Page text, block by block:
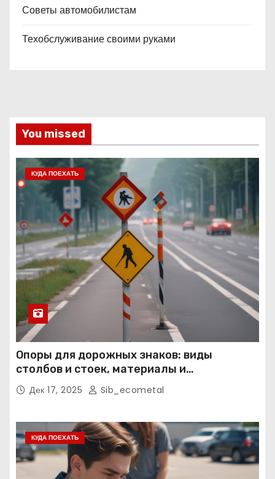
Советы автомобилистам
Техобслуживание своими руками
You missed
КУДА ПОЕХАТЬ
Опоры для дорожных знаков: виды
столбов и стоек, материалы и
нормативные требования
Дек 17, 2025 Sib_ecometal
КУДА ПОЕХАТЬ